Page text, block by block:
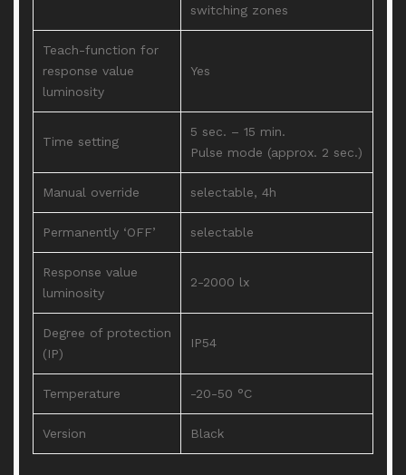
switching zones
Teach-function for
response value
luminosity
Yes
Time setting
5 sec. – 15 min.
Pulse mode (approx. 2 sec.)
Manual override selectable, 4h
Permanently ‘OFF’ selectable
Response value
luminosity
2-2000 lx
Degree of protection
(IP)
IP54
Temperature -20-50 °C
Version Black